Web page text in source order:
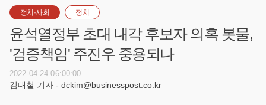
정치·사회 정치
윤석열정부 초대 내각 후보자 의혹 봇물,
'검증책임' 주진우 중용되나
2022-04-24 06:00:00
김대철 기자 - dckim@businesspost.co.kr